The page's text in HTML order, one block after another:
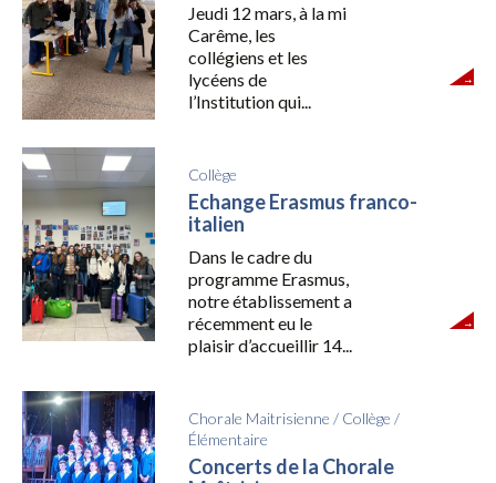
Jeudi 12 mars, à la mi
Carême, les
collégiens et les
lycéens de
l’Institution qui...
Collège
Echange Erasmus franco-
italien
Dans le cadre du
programme Erasmus,
notre établissement a
récemment eu le
plaisir d’accueillir 14...
Chorale Maitrisienne / Collège /
Élémentaire
Concerts de la Chorale